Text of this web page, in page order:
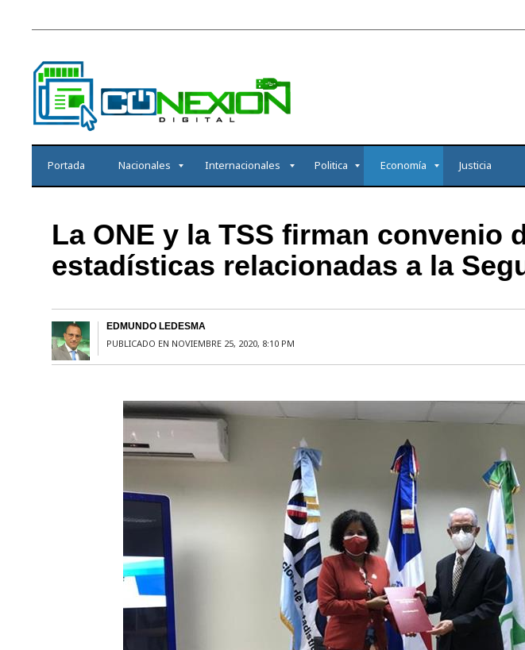
Portada Nacionales Internacionales Politica Economía Justicia
La ONE y la TSS firman
estadísticas relacionadas a la
EDMUNDO LEDESMA
PUBLICADO EN NOVIEMBRE 25, 2020, 8:10 PM